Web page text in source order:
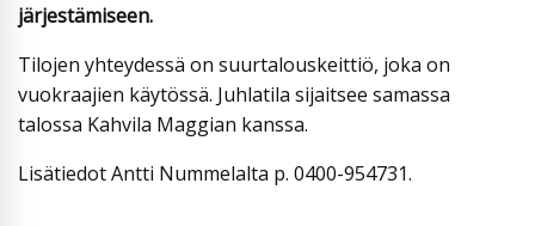
järjestämiseen.
Tilojen yhteydessä on suurtalouskeittiö, joka on
vuokraajien käytössä. Juhlatila sijaitsee samassa
talossa Kahvila Maggian kanssa.
Lisätiedot Antti Nummelalta p. 0400-954731.